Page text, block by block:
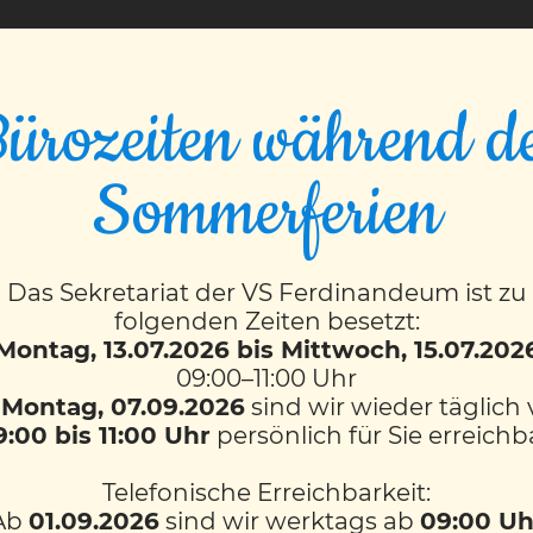
Fachvortrag zur Medienkompetenz im Familienalltag
In Zusammenarbeit mit VIVID, der Fachstelle
bewussten Umgang mit digitalen Medien. Unser
Anliegen, Eltern eng einzubinden, denn
arbeiten wir daran, dass unsere Kinder sicher
während
Sommerferien
Das Sekretariat der VS Ferdinandeum ist zu
folgenden Zeiten besetzt:
13.07.2026 bis Mittwoch,
09:00–11:00 Uhr
Montag, 07.09.2026sind wir wieder täglich
bis 11:00 Uhr persönlich für Sie
Telefonische Erreichbarkeit:
01.09.2026sind wir werktags ab 09:00